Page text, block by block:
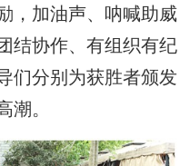
，加油声、呐喊助威
结协作、有组织有纪
们分别为获胜者颁发
潮。